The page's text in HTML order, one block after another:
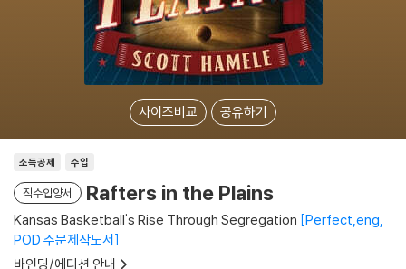
사이즈비교 공유하기
소득공제 수입
직수입양서 Rafters in the Plains
Kansas Basketball's Rise Through Segregation Perfect,eng,
POD 주문제작도서
바인딩/에디션 안내